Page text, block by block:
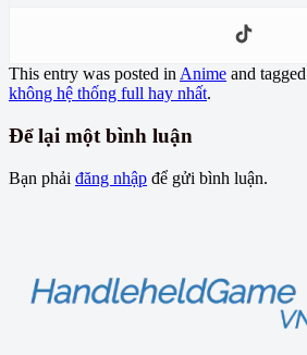
This entry was posted inAnime and tagged
không hệ thống full hay nhất.
Để lại một bình luận
Bạn phải đăng nhập để gửi bình luận.